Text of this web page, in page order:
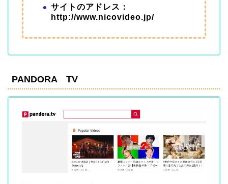
サイトのアドレス：
http://www.nicovideo.jp/
PANDORA TV